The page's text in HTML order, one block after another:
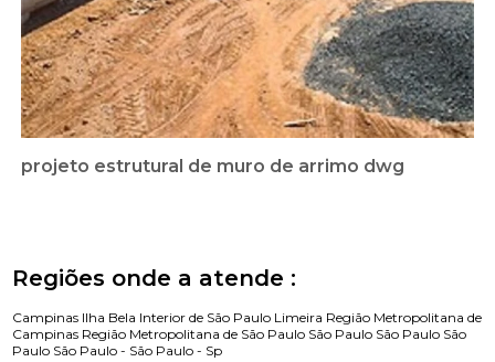
projeto estrutural de muro de arrimo dwg
Regiões onde a atende :
Campinas Ilha Bela Interior de São Paulo Limeira Região Metropolitana de
Campinas Região Metropolitana de São Paulo São Paulo São Paulo São
Paulo São Paulo - São Paulo - Sp